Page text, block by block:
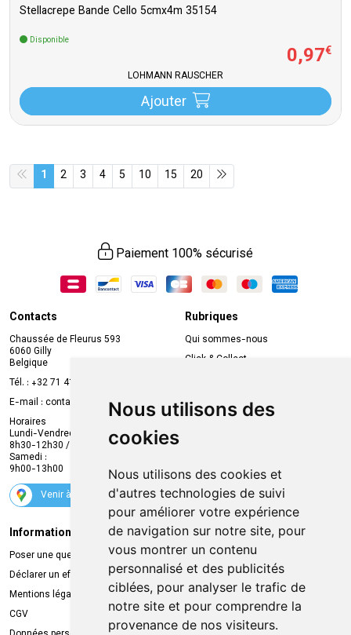
Nous utilisons des
cookies
Nous utilisons des cookies et
d'autres technologies de suivi
pour améliorer votre expérience
de navigation sur notre site, pour
vous montrer un contenu
personnalisé et des publicités
ciblées, pour analyser le trafic de
notre site et pour comprendre la
provenance de nos visiteurs.
Stellacrepe Bande Cello 5cmx4m 35154
Disponible
0,97€
LOHMANN RAUSCHER
Ajouter
1 2 3 4 5 10 15 20
Paiement 100% sécurisé
Contacts
Chaussée de Fleurus 593
6060 Gilly
Belgique
Tél. : +32 71 41 32 10
E-mail : contact
mvapharma.be
Horaires
Lundi-Vendredi :
8h30-12h30 / 13h30-18h30
Samedi :
9h00-13h00
Venir à la pharmacie
Rubriques
Qui sommes-nous
Click & Collect
Compte professionnel
Envoi d’ordonnance
Suivez-nous
Informations légales
Poser une question
Déclarer un effet indésirable
Mentions légales
CGV
Livraison
Retrait à la pharmacie
Livraison chez vous
Livraison dans un Point Relais